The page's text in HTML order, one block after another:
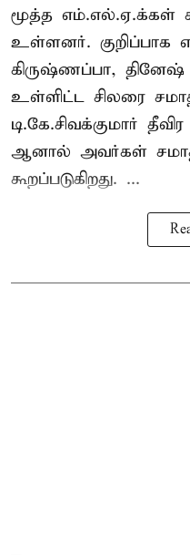
மூத்த எம்.எல்.ஏ.க்கள்
உள்ளனர். குறிப்பாக
கிருஷ்ணப்பா, தினேஷ்
உள்ளிட்ட சிலரை
டி.கே.சிவக்குமார்
ஆனால் அவர்கள்
கூறப்படுகிறது. ...